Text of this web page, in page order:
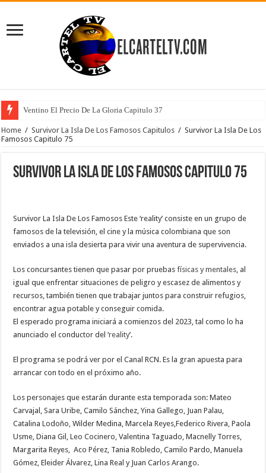
Ventino El Precio De La Gloria Capitulo 37
Home / Survivor La Isla De Los Famosos Capitulos / Survivor La Isla De Los
Famosos Capitulo 75
Survivor La Isla De Los Famosos Capitulo 75
Survivor La Isla De Los Famosos Este ‘reality’ consiste en un grupo de
famosos de la televisión, el cine y la música colombiana que son
enviados a una isla desierta para vivir una aventura de supervivencia.
Los concursantes tienen que pasar por pruebasfísicas y mentales, al
igual que enfrentar situaciones de peligro y escasez de alimentos y
recursos, también tienen que trabajar juntos para construir refugios,
encontrar agua potable y conseguir comida.
El esperado programa iniciará a comienzos del 2023, tal como lo ha
anunciado el conductor del ‘reality’.
El programa se podrá ver por el Canal RCN. Es la gran apuesta para
arrancar con todo en el próximo año.
Los personajes que estarán durante esta temporada son: Mateo
Carvajal, Sara Uribe, Camilo Sánchez, Yina Gallego, Juan Palau,
Catalina Lodoño, Wilder Medina, Marcela Reyes,Federico Rivera, Paola
Usme, Diana Gil, Leo Cocinero, Valentina Taguado, Macnelly Torres,
Margarita Reyes, Aco Pérez, Tania Robledo, Camilo Pardo, Manuela
Gómez, Eleider Álvarez, Lina Real y Juan Carlos Arango.